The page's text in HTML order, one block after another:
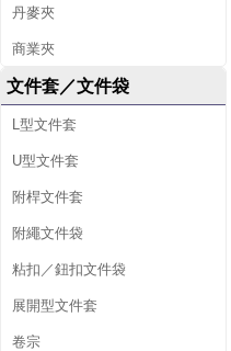
丹麥夾
商業夾
文件套／文件袋
L型文件套
U型文件套
附桿文件套
附繩文件袋
粘扣／鈕扣文件袋
展開型文件套
卷宗